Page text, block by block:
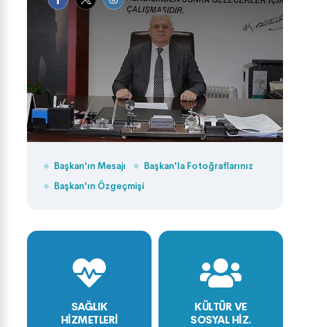
Başkan'ın Mesajı
Başkan'la Fotoğraflarınız
Başkan'ın Özgeçmişi
SAĞLIK
HİZMETLERİ
KÜLTÜR VE
SOSYAL HİZ.